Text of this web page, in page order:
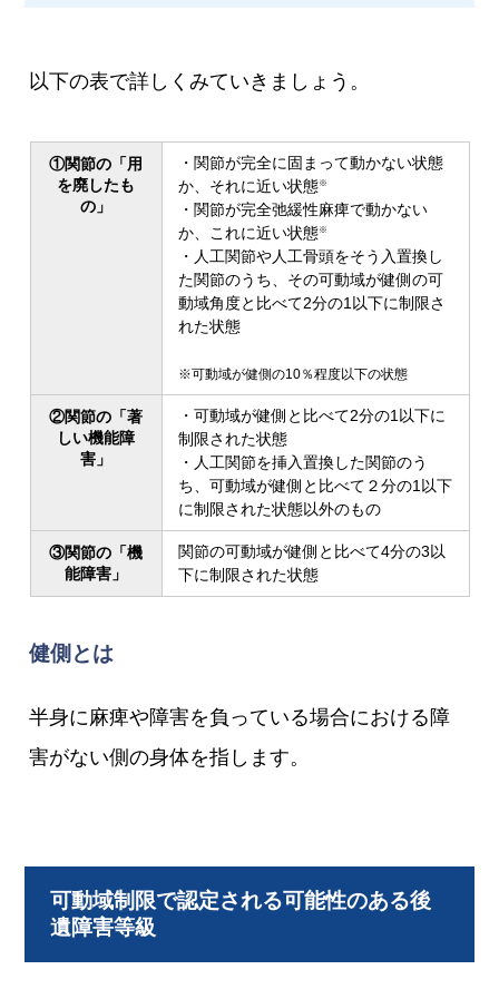
以下の表で詳しくみていきましょう。
①関節の「用
を廃したも
の」
・関節が完全に固まって動かない状態
か、それに近い状態※
・関節が完全弛緩性麻痺で動かない
か、これに近い状態※
・人工関節や人工骨頭をそう入置換し
た関節のうち、その可動域が健側の可
動域角度と比べて2分の1以下に制限さ
れた状態
※可動域が健側の10％程度以下の状態
②関節の「著
しい機能障
害」
・可動域が健側と比べて2分の1以下に
制限された状態
・人工関節を挿入置換した関節のう
ち、可動域が健側と比べて２分の1以下
に制限された状態以外のもの
③関節の「機
能障害」
関節の可動域が健側と比べて4分の3以
下に制限された状態
健側とは
半身に麻痺や障害を負っている場合における障
害がない側の身体を指します。
可動域制限で認定される可能性のある後
遺障害等級